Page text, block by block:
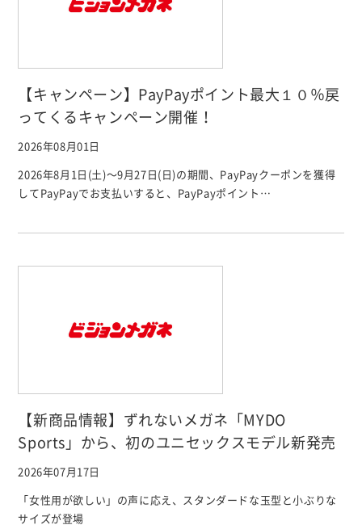
2026年08月01日
【キャンペーン】PayPayポイント最大１０％戻
ってくるキャンペーン開催！
2026年8月1日(土)〜9月27日(日)の期間、PayPayクーポンを獲得
してPayPayでお支払いすると、PayPayポイント…
2026年07月17日
【新商品情報】ずれないメガネ「MYDO
Sports」から、初のユニセックスモデル新発売
「女性用が欲しい」の声に応え、スタンダードな玉型と小ぶりな
サイズが登場